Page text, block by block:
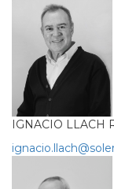
IGNACIO LLACH